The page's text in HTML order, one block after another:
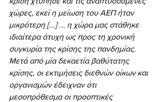
χώρες, εκεί η μείωση του ΑΕΠ ήταν
μικρότερη [...] ... η χώρα μας στάθηκε
ιδιαίτερα άτυχη ως προς τη χρονική
συγκυρία της κρίσης της πανδημίας.
Μετά από μία δεκαετία βαθύτατης
κρίσης, οι εκτιμήσεις διεθνών οίκων και
οργανισμών έδειχναν ότι
μεσοπρόθεσμα οι προοπτικές